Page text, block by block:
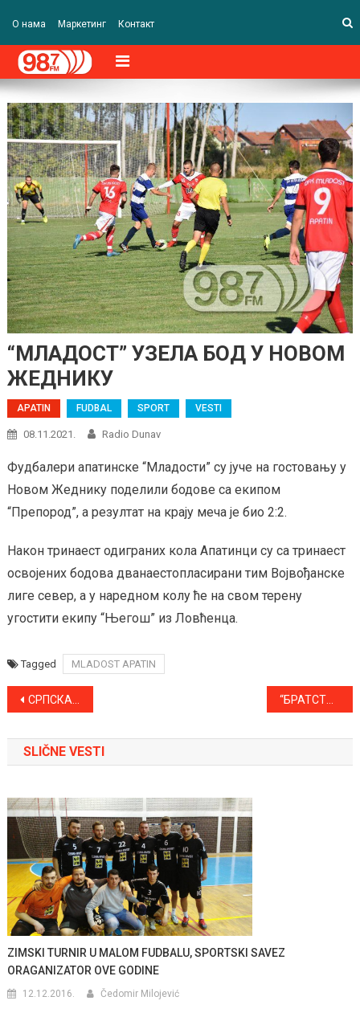
О нама Маркетинг Контакт
“МЛАДОСТ” УЗЕЛА БОД У НОВОМ
ЖЕДНИКУ
APATIN FUDBAL SPORT VESTI
08.11.2021. Radio Dunav
Фудбалери апатинске “Младости” су јуче на гостовању у
Новом Жеднику поделили бодове са екипом
“Препород”, а резултат на крају меча је био 2:2.
Након тринаест одиграних кола Апатинци су са тринаест
освојених бодова дванаестопласирани тим Војвођанске
лиге север, а у наредном колу ће на свом терену
угостити екипу “Његош” из Ловћенца.
Tagged MLADOST APATIN
Kretanje
članka
СРПСКА ПРАВОСЛАВНА ЦРКВА ДАНАС ПРОСЛАВЉА МИТРОВДАН “БРАТСТВО” ДЕКЛАСИРАЛО ЦРВЕНКУ
SLIČNE VESTI
ZIMSKI TURNIR U MALOM FUDBALU, SPORTSKI SAVEZ
ORAGANIZATOR OVE GODINE
12.12.2016. Čedomir Milojević